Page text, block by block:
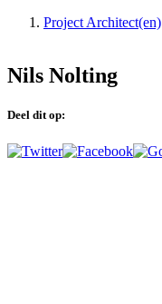
Project Architect(en)
Nils Nolting
Deel dit op: